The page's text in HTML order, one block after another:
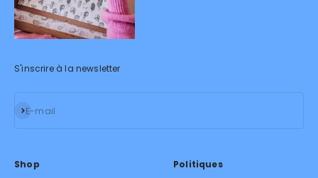
S'inscrire à la newsletter
E-mail
S'inscrire
Shop Politiques